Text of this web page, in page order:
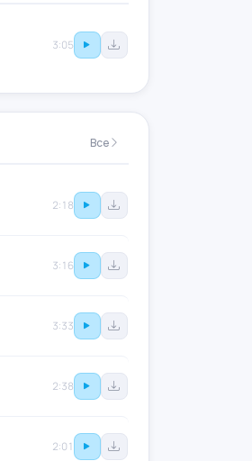
3:05
Все
2:18
3:16
3:33
2:38
2:01